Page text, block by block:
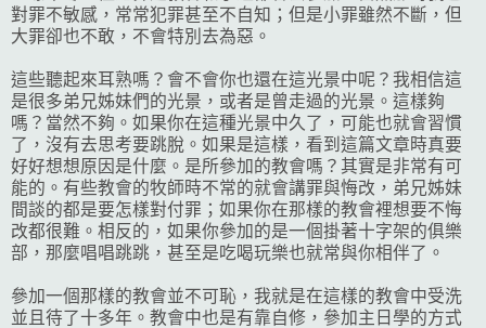
對罪不敏感，常常犯罪甚至不自知；但是小罪雖然不斷，但
大罪卻也不敢，不會特別去為惡。
這些聽起來耳熟嗎？會不會你也還在這光景中呢？我相信這
是很多弟兄姊妹們的光景，或者是曾走過的光景。這樣夠
嗎？當然不夠。如果你在這種光景中久了，可能也就會習慣
了，沒有去思考要跳脫。如果是這樣，看到這篇文章時真要
好好想想原因是什麼。是所參加的教會嗎？其實是非常有可
能的。有些教會的牧師時不常的就會講罪與悔改，弟兄姊妹
間談的都是要怎樣對付罪；如果你在那樣的教會裡想要不悔
改都很難。相反的，如果你參加的是一個掛著十字架的俱樂
部，那麼唱唱跳跳，甚至是吃喝玩樂也就常與你相伴了。
參加一個那樣的教會並不可恥，我就是在這樣的教會中受洗
並且待了十多年。教會中也是有靠自修，參加主日學的方式